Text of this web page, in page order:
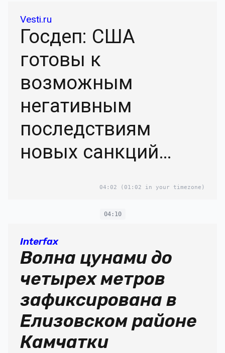
Vesti.ru
Госдеп: США
готовы к
возможным
негативным
последствиям
новых санкций
04:02 (01:02 in your timezone)
04:10
Interfax
Волна цунами до
четырех метров
зафиксирована в
Елизовском районе
Камчатки